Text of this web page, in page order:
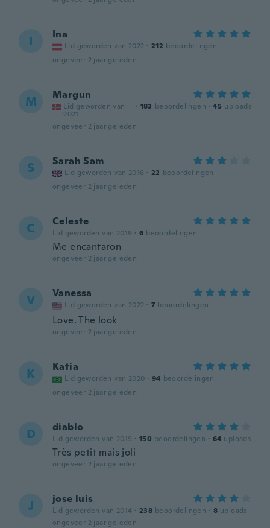
I Ina
Lid geworden van 2022 · 212 beoordelingen
ongeveer 2 jaar geleden
M Margun
Lid geworden van
2021
· 183 beoordelingen · 45 uploads
ongeveer 2 jaar geleden
S Sarah Sam
Lid geworden van 2016 · 22 beoordelingen
ongeveer 2 jaar geleden
C Celeste
Lid geworden van 2019 · 6 beoordelingen
Me encantaron
ongeveer 2 jaar geleden
V Vanessa
Lid geworden van 2022 · 7 beoordelingen
Love. The look
ongeveer 2 jaar geleden
K Katia
Lid geworden van 2020 · 94 beoordelingen
ongeveer 2 jaar geleden
D diablo
Lid geworden van 2019 · 150 beoordelingen · 64 uploads
Très petit mais joli
ongeveer 2 jaar geleden
J jose luis
Lid geworden van 2014 · 238 beoordelingen · 8 uploads
ongeveer 2 jaar geleden